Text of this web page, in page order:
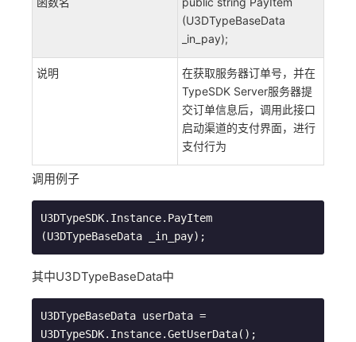
(U3DTypeBaseData
_in_pay);
说明
在获取服务器订单号，并在
TypeSDK Server服务器提
交订单信息后，调用此接口
启动渠道的支付界面，进行
支付行为
调用例子
U3DTypeSDK.Instance.PayItem
(U3DTypeBaseData _in_pay);
其中U3DTypeBaseData中
U3DTypeBaseData userData =
U3DTypeSDK.Instance.GetUserData();